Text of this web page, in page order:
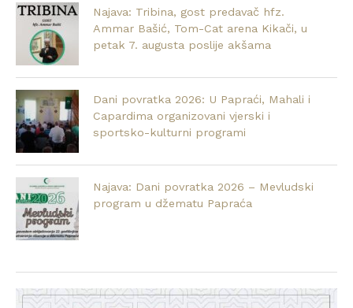
Najava: Tribina, gost predavač hfz.
Ammar Bašić, Tom-Cat arena Kikači, u
petak 7. augusta poslije akšama
Dani povratka 2026: U Papraći, Mahali i
Capardima organizovani vjerski i
sportsko-kulturni programi
Najava: Dani povratka 2026 – Mevludski
program u džematu Papraća